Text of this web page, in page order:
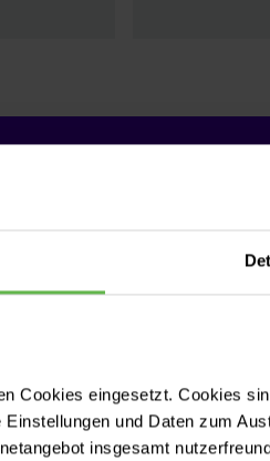
Cookies eingesetzt. Cookies
und Daten zum
insgesamt